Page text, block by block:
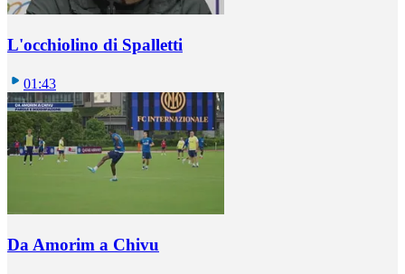
L'occhiolino di Spalletti
01:43
Da Amorim a Chivu